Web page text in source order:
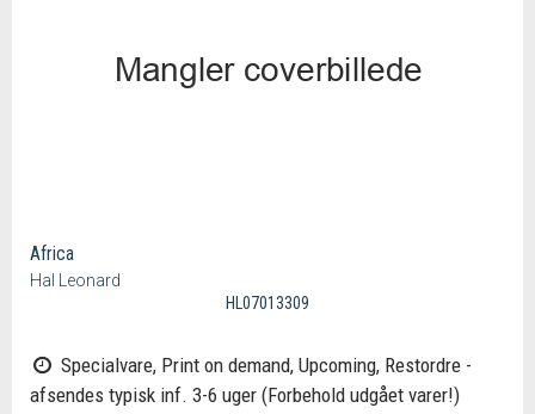
Africa
Hal Leonard
HL07013309
Specialvare, Print on demand, Upcoming, Restordre -
afsendes typisk inf. 3-6 uger (Forbehold udgået varer!)